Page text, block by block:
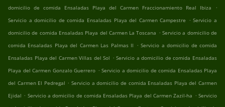
domicilio de comida Ensaladas Playa del Carmen Fraccionamiento Real Ibiza
.
Servicio a domicilio de comida Ensaladas Playa del Carmen Campestre . Servicio a
domicilio de comida Ensaladas Playa del Carmen La Toscana . Servicio a domicilio de
comida Ensaladas Playa del Carmen Las Palmas II . Servicio a domicilio de comida
Ensaladas Playa del Carmen Villas del Sol . Servicio a domicilio de comida Ensaladas
Playa del Carmen Gonzalo Guerrero . Servicio a domicilio de comida Ensaladas Playa
del Carmen El Pedregal . Servicio a domicilio de comida Ensaladas Playa del Carmen
Ejidal . Servicio a domicilio de comida Ensaladas Playa del Carmen Zazil-ha . Servicio